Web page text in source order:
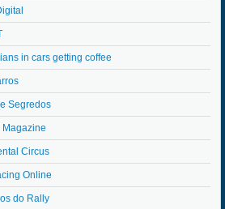
in cars getting coffee
Segredos
Magazine
Circus
Online
do Rally